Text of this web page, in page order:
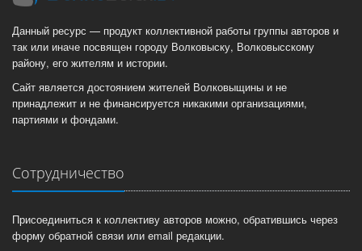
Данный ресурс — продукт коллективной работы группы авторов и
так или иначе посвящен городу Волковыску, Волковысскому
району, его жителям и истории.
Сайт является достоянием жителей Волковыщины и не
принадлежит и не финансируется никакими организациями,
партиями и фондами.
Сотрудничество
Присоединиться к коллективу авторов можно, обратившись через
форму обратной связи или email редакции.